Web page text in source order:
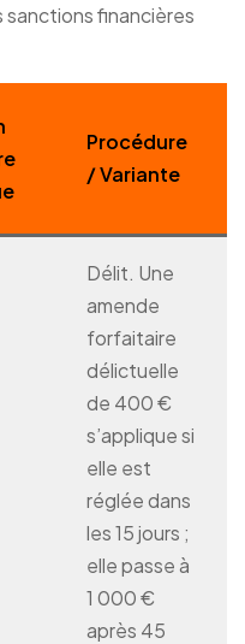
financières
Procédure
/ Variante
Délit. Une
amende
forfaitaire
délictuelle
de 400 €
s’applique si
elle est
réglée dans
les 15 jours ;
elle passe à
1 000 €
après 45